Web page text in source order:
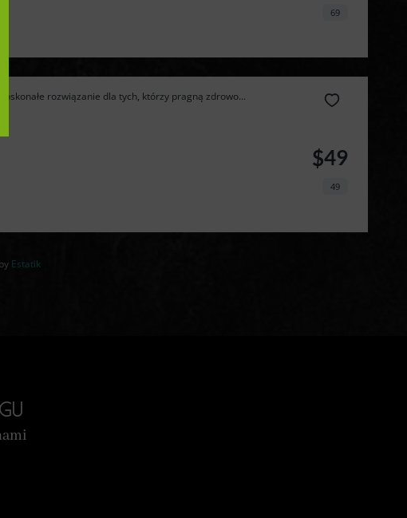
69
rozwiązanie dla tych, którzy pragną zdrowo...
$49
49
Estatik